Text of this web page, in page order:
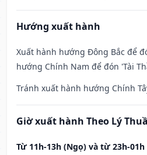
Hướng xuất hành
Xuất hành hướng Đông Bắc để
hướng Chính Nam để đón 'Tài
Tránh xuất hành hướng Chính
Giờ xuất hành Theo Lý
Từ 11h-13h (Ngọ) và từ 23h-01h